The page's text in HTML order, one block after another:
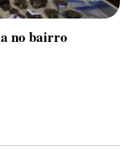
no bairro